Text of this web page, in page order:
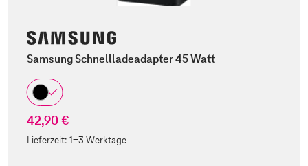
Samsung Schnellladeadapter 45 Watt
42,90 €
Lieferzeit:1-3 Werktage